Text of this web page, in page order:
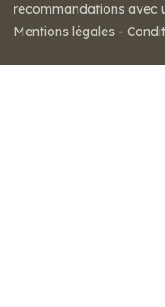
recommandations avec
Mentions légales -